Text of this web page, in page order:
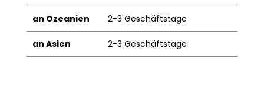
an Ozeanien 2-3 Geschäftstage
an Asien 2-3 Geschäftstage